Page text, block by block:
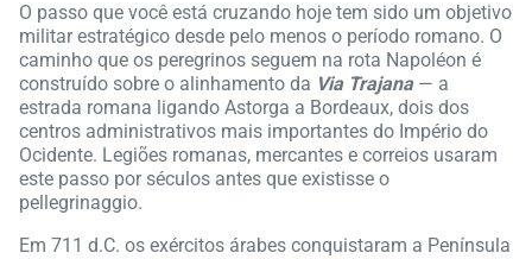
O passo que você está cruzando hoje tem sido um objetivo
militar estratégico desde pelo menos o período romano. O
caminho que os peregrinos seguem na rota Napoléon é
construído sobre o alinhamento da Via Trajana— a
estrada romana ligando Astorga a Bordeaux, dois dos
centros administrativos mais importantes do Império do
Ocidente. Legiões romanas, mercantes e correios usaram
este passo por séculos antes que existisse o
pellegrinaggio.
Em 711 d.C. os exércitos árabes conquistaram a Península